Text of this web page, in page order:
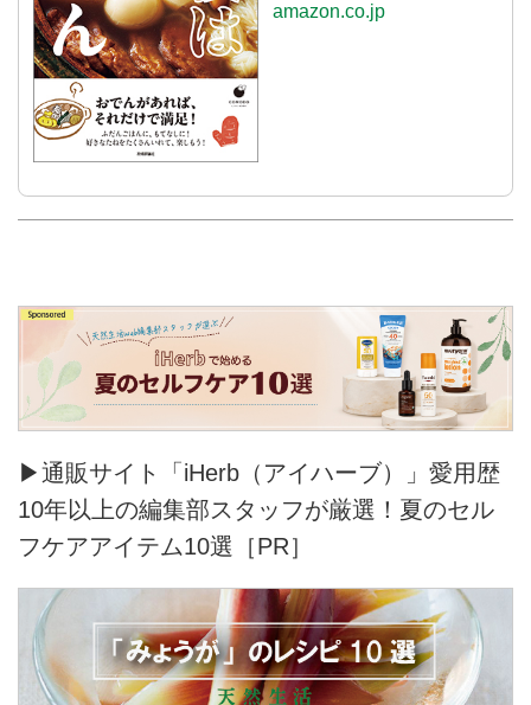
amazon.co.jp
▶通販サイト「iHerb（アイハーブ）」愛用歴
10年以上の編集部スタッフが厳選！夏のセル
フケアアイテム10選［PR］